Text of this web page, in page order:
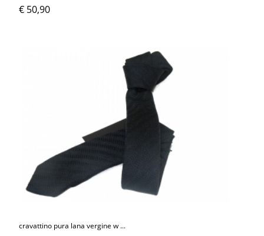
€ 50,90
cravattino pura lana vergine w ...